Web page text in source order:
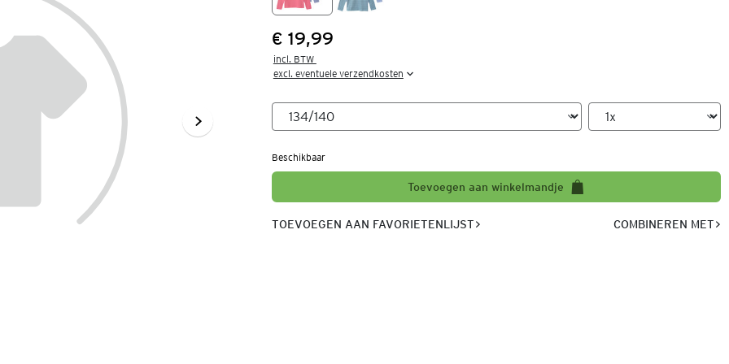
Prijs:
€ 19,99
incl. BTW
excl. eventuele verzendkosten
Beschikbaar
Toevoegen aan winkelmandje
TOEVOEGEN AAN FAVORIETENLIJST COMBINEREN MET